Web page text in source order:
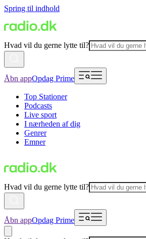
Spring til indhold
Hvad vil du gerne lytte til?
Åbn appOpdag Prime
Top Stationer
Podcasts
Live sport
I nærheden af dig
Genrer
Emner
Hvad vil du gerne lytte til?
Åbn appOpdag Prime